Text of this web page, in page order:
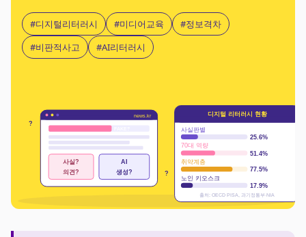
#디지털리터러시 #미디어교육
#정보격차
#비판적사고
#AI리터러시
news.kr
사실?
의견?
AI
생성?
?
?
디지털 리터러시 현황
사실판별
25.6%
70대 역량
51.4%
취약계층
77.5%
노인 키오스크
17.9%
출처: OECD PISA, 과기정통부·NIA